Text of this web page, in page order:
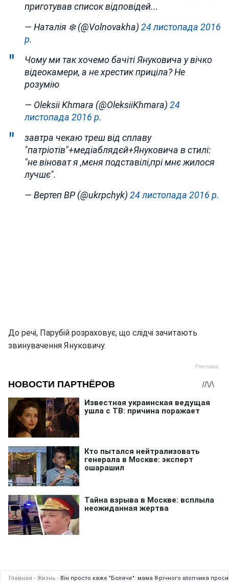
приготував список відповідей...
— Наталія ❄️ (@Volnovakha) 24 листопада 2016
р.
Чому ми так хочемо бачіті Януковича у вічко
відеокамери, а не хрестик приціла? Не
розумію
— Oleksii Khmara (@OleksiiKhmara) 24
листопада 2016 р.
завтра чекаю треш від сплаву
"патріотів"+медіаблядєй+Януковича в стилі:
"не віноват я ,мєня подставілі,прі мнє жилося
лучшє".
— Вертеп ВР (@ukrpchyk) 24 листопада 2016 р.
До речі, Парубій розраховує, що слідчі зачитають
звинувачення Януковичу.
Главная › Жизнь › Він просто каже "Боляче": мама 8-річного хлопчика